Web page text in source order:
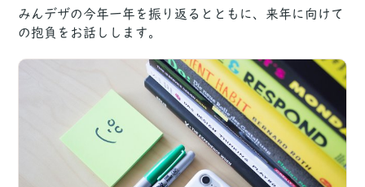
みんデザの今年一年を振り返るとともに、来年に向けて
の抱負をお話しします。